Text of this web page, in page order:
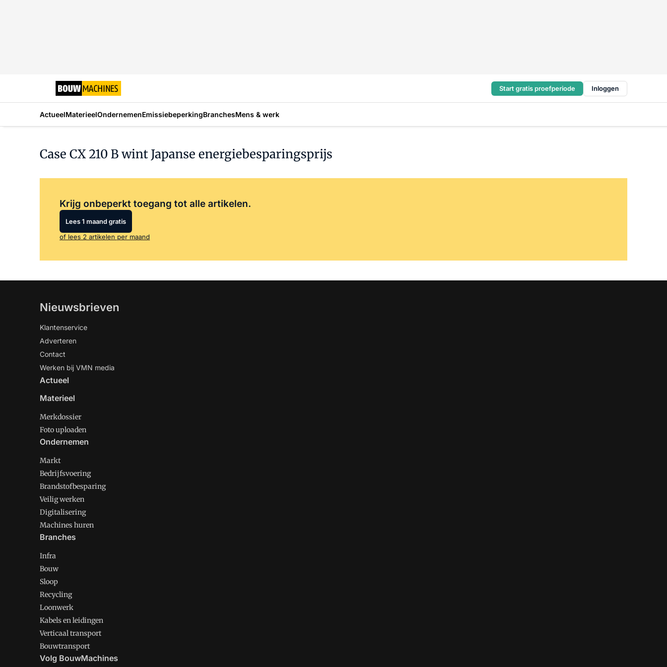
Start gratis proefperiode Inloggen
ActueelMaterieelOndernemenEmissiebeperkingBranchesMens & werk
Case CX 210 B wint Japanse energiebesparingsprijs
Krijg onbeperkt toegang tot alle artikelen.
Lees 1 maand gratis
of lees 2 artikelen per maand
Nieuwsbrieven
Klantenservice
Adverteren
Contact
Werken bij VMN media
Actueel
Materieel
Merkdossier
Foto uploaden
Ondernemen
Markt
Bedrijfsvoering
Brandstofbesparing
Veilig werken
Digitalisering
Machines huren
Branches
Infra
Bouw
Sloop
Recycling
Loonwerk
Kabels en leidingen
Verticaal transport
Bouwtransport
Volg BouwMachines